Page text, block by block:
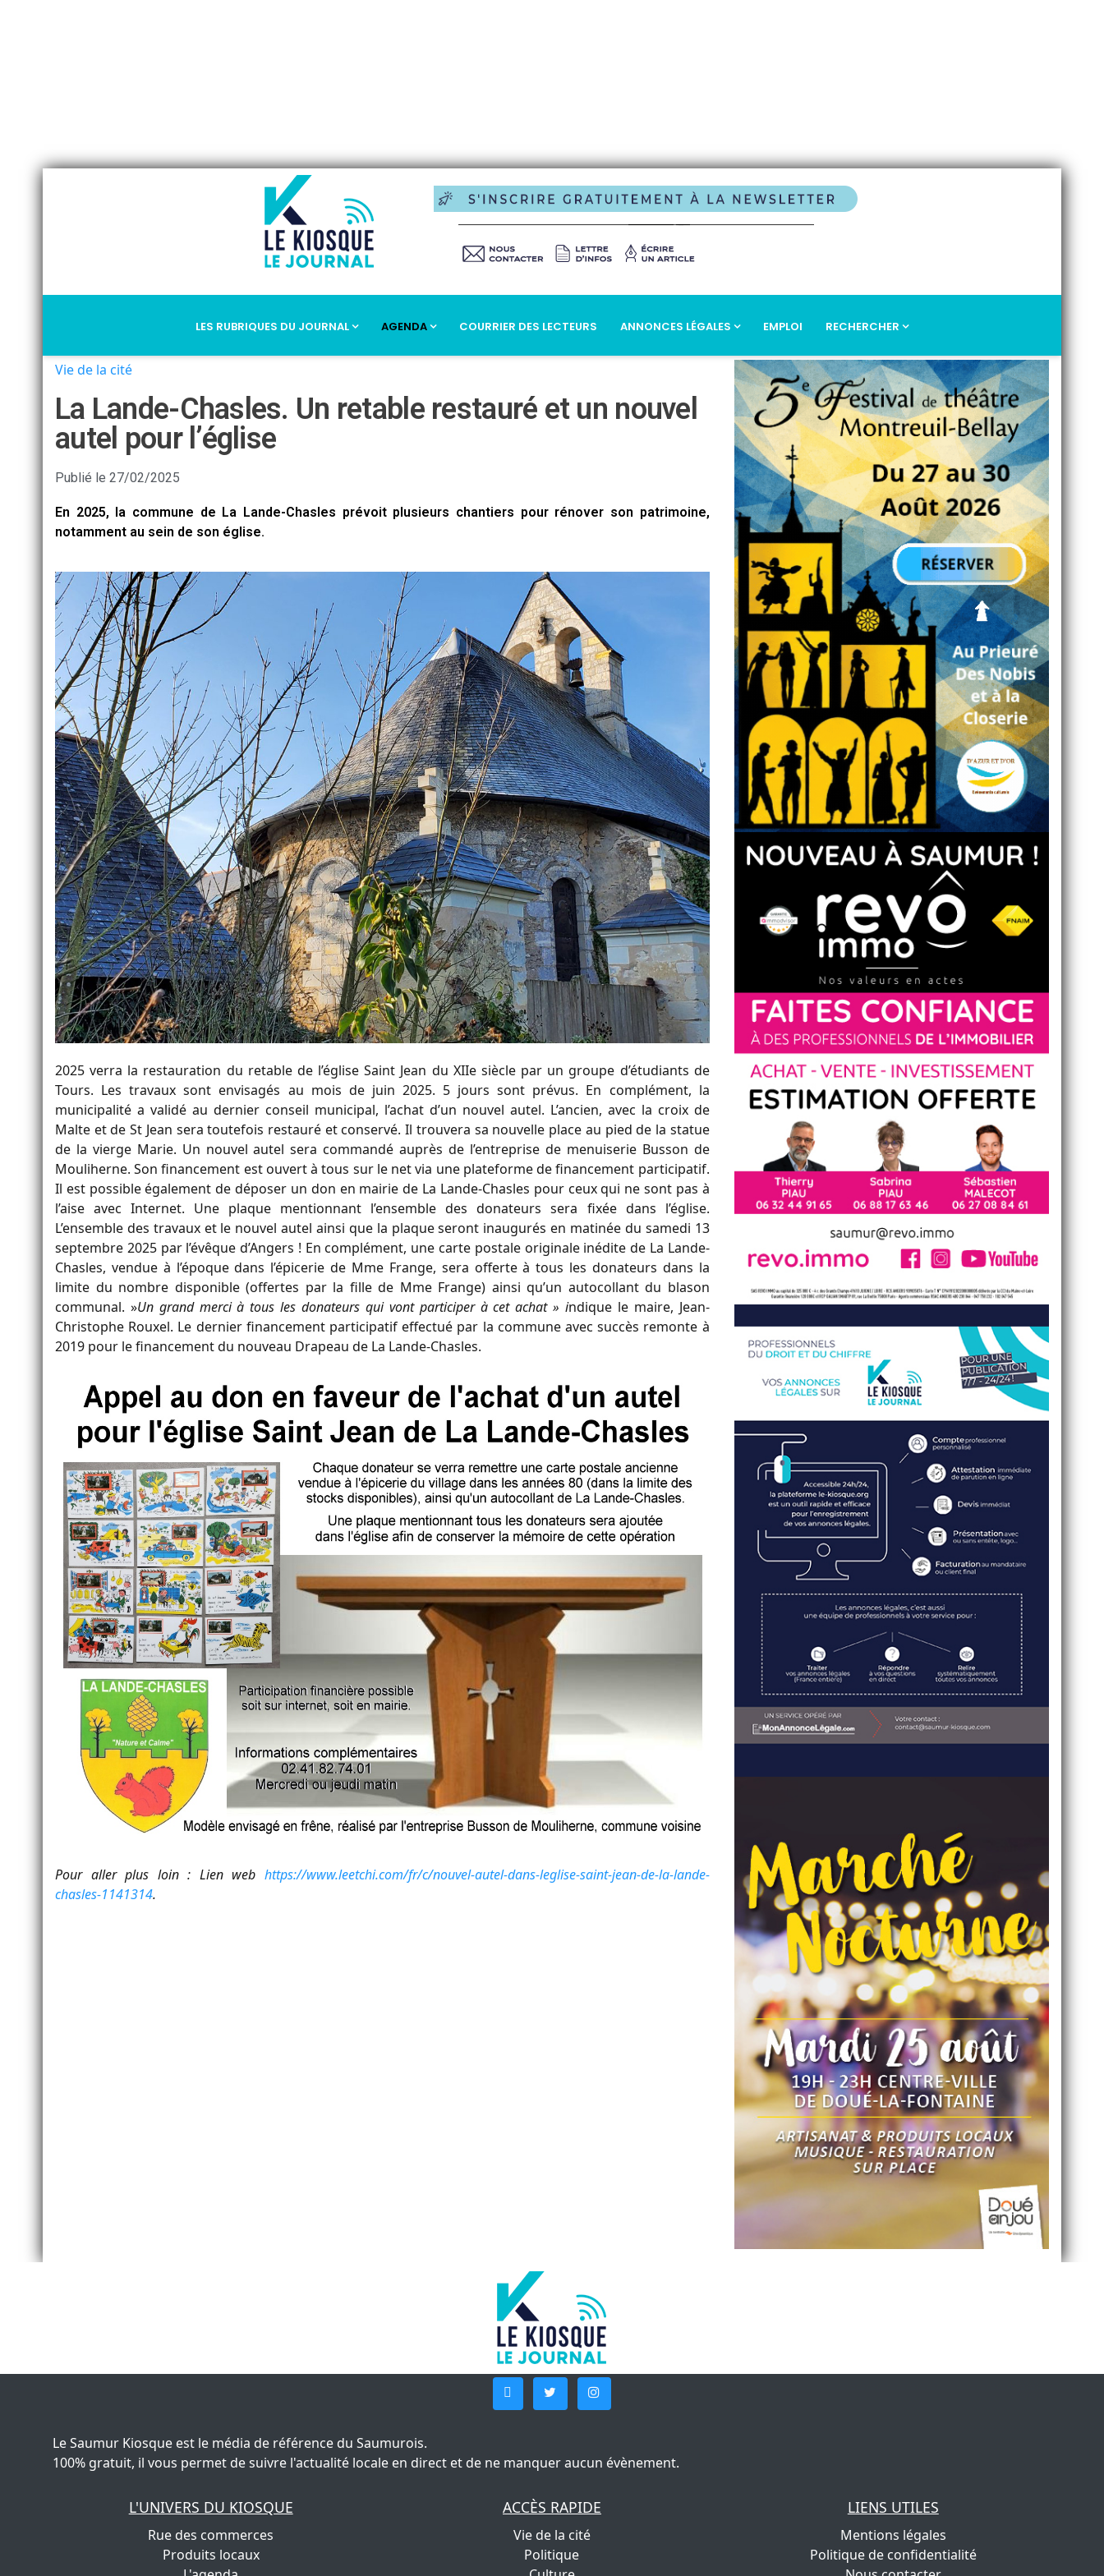
LES RUBRIQUES DU JOURNAL AGENDA COURRIER DES LECTEURS ANNONCES LÉGALES EMPLOI RECHERCHER
Vie de la cité
La Lande-Chasles. Un retable restauré et un nouvel
autel pour l’église
Publié le 27/02/2025
En 2025, la commune de La Lande-Chasles prévoit plusieurs chantiers pour rénover son patrimoine,
notamment au sein de son église.
2025 verra la restauration du retable de l’église Saint Jean du XIIe siècle par un groupe d’étudiants de
Tours. Les travaux sont envisagés au mois de juin 2025. 5 jours sont prévus. En complément, la
municipalité a validé au dernier conseil municipal, l’achat d’un nouvel autel. L’ancien, avec la croix de
Malte et de St Jean sera toutefois restauré et conservé. Il trouvera sa nouvelle place au pied de la statue
de la vierge Marie. Un nouvel autel sera commandé auprès de l’entreprise de menuiserie Busson de
Mouliherne. Son financement est ouvert à tous sur le net via une plateforme de financement participatif.
Il est possible également de déposer un don en mairie de La Lande-Chasles pour ceux qui ne sont pas à
l’aise avec Internet. Une plaque mentionnant l’ensemble des donateurs sera fixée dans l’église.
L’ensemble des travaux et le nouvel autel ainsi que la plaque seront inaugurés en matinée du samedi 13
septembre 2025 par l’évêque d’Angers ! En complément, une carte postale originale inédite de La Lande-
Chasles, vendue à l’époque dans l’épicerie de Mme Frange, sera offerte à tous les donateurs dans la
limite du nombre disponible (offertes par la fille de Mme Frange) ainsi qu’un autocollant du blason
communal. »Un grand merci à tous les donateurs qui vont participer à cet achat » indique le maire, Jean-
Christophe Rouxel. Le dernier financement participatif effectué par la commune avec succès remonte à
2019 pour le financement du nouveau Drapeau de La Lande-Chasles.
Pour aller plus loin : Lien web https://www.leetchi.com/fr/c/nouvel-autel-dans-leglise-saint-jean-de-la-lande-
chasles-1141314.
Le Saumur Kiosque est le média de référence du Saumurois.
100% gratuit, il vous permet de suivre l'actualité locale en direct et de ne manquer aucun évènement.
L'UNIVERS DU KIOSQUE
Rue des commerces
Produits locaux
ACCÈS RAPIDE
Vie de la cité
Politique
LIENS UTILES
Mentions légales
Politique de confidentialité